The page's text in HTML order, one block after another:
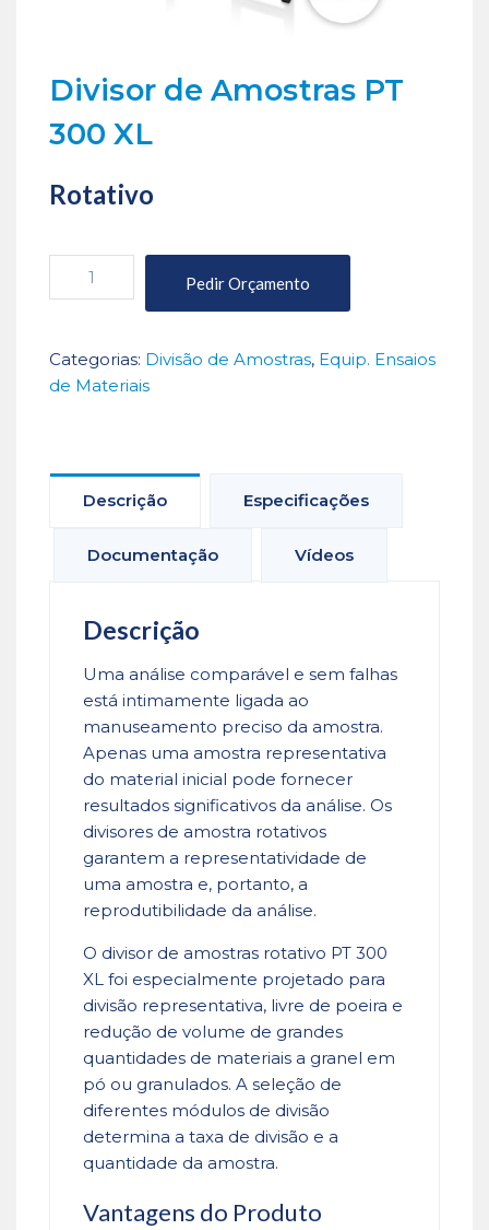
Divisor de Amostras PT
300 XL
Rotativo
Amostras
PT
Pedir Orçamento
Categorias: Divisão de Amostras, Equip. Ensaios
de Materiais
Descrição Especificações
Documentação Vídeos
Descrição
Uma análise comparável e sem falhas
está intimamente ligada ao
manuseamento preciso da amostra.
Apenas uma amostra representativa
do material inicial pode fornecer
resultados significativos da análise. Os
divisores de amostra rotativos
garantem a representatividade de
uma amostra e, portanto, a
reprodutibilidade da análise.
O divisor de amostras rotativo PT 300
XL foi especialmente projetado para
divisão representativa, livre de poeira e
redução de volume de grandes
quantidades de materiais a granel em
pó ou granulados. A seleção de
diferentes módulos de divisão
determina a taxa de divisão e a
quantidade da amostra.
Vantagens do Produto